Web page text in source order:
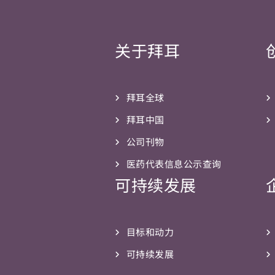
关于拜耳
拜耳全球
拜耳中国
公司刊物
医药代表信息公示查询
可持续发展
目标和动力
可持续发展